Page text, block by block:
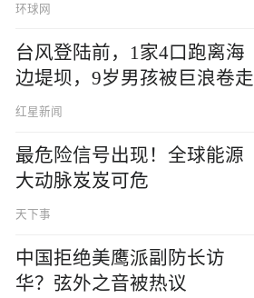
环球网
台风登陆前，1家4口跑离海
边堤坝，9岁男孩被巨浪卷走
红星新闻
最危险信号出现！全球能源
大动脉岌岌可危
天下事
中国拒绝美鹰派副防长访
华？弦外之音被热议